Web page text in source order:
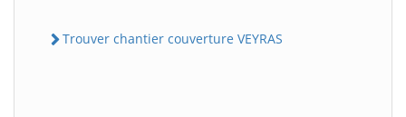
Trouver chantier couverture VEYRAS